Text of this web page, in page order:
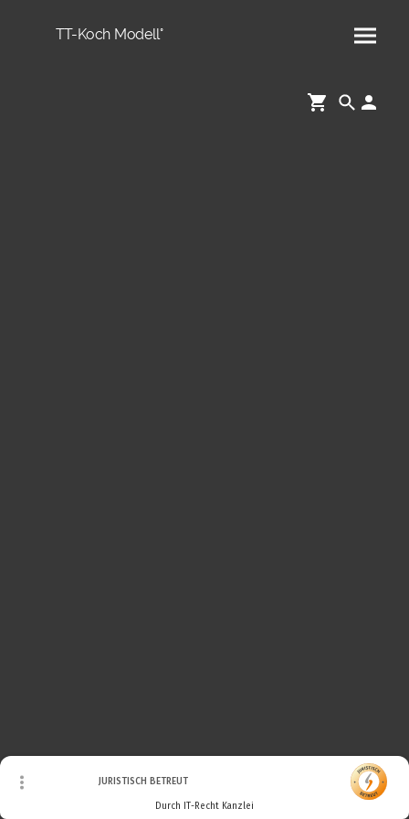
TT-Koch Modell°
JURISTISCH BETREUT
Durch IT-Recht Kanzlei